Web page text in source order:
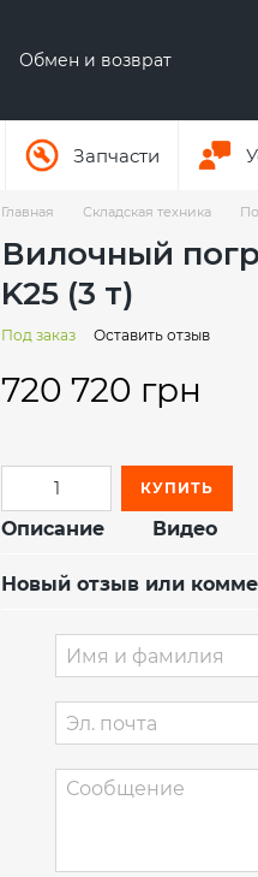
Обмен и возврат
Запчасти
Главная Складская техника
Вилочный
K25 (3 т)
Под заказ Оставить отзыв
720 720 грн
КУПИТЬ
Описание Видео
Новый отзыв или